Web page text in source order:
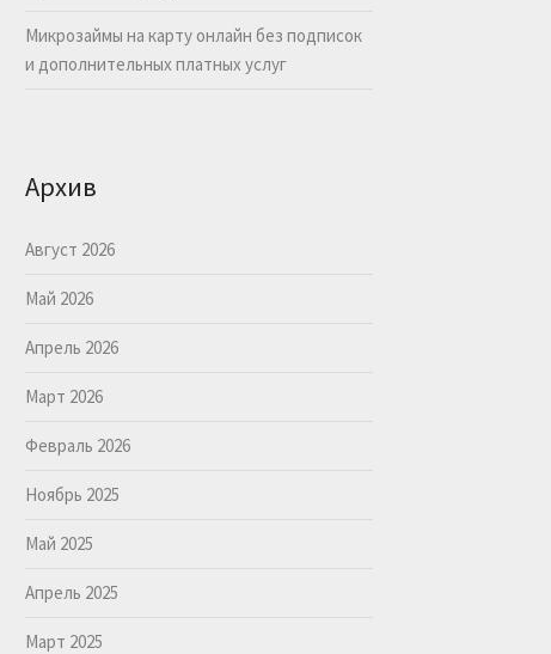
Микрозаймы на карту онлайн без подписок
и дополнительных платных услуг
Архив
Август 2026
Май 2026
Апрель 2026
Март 2026
Февраль 2026
Ноябрь 2025
Май 2025
Апрель 2025
Март 2025